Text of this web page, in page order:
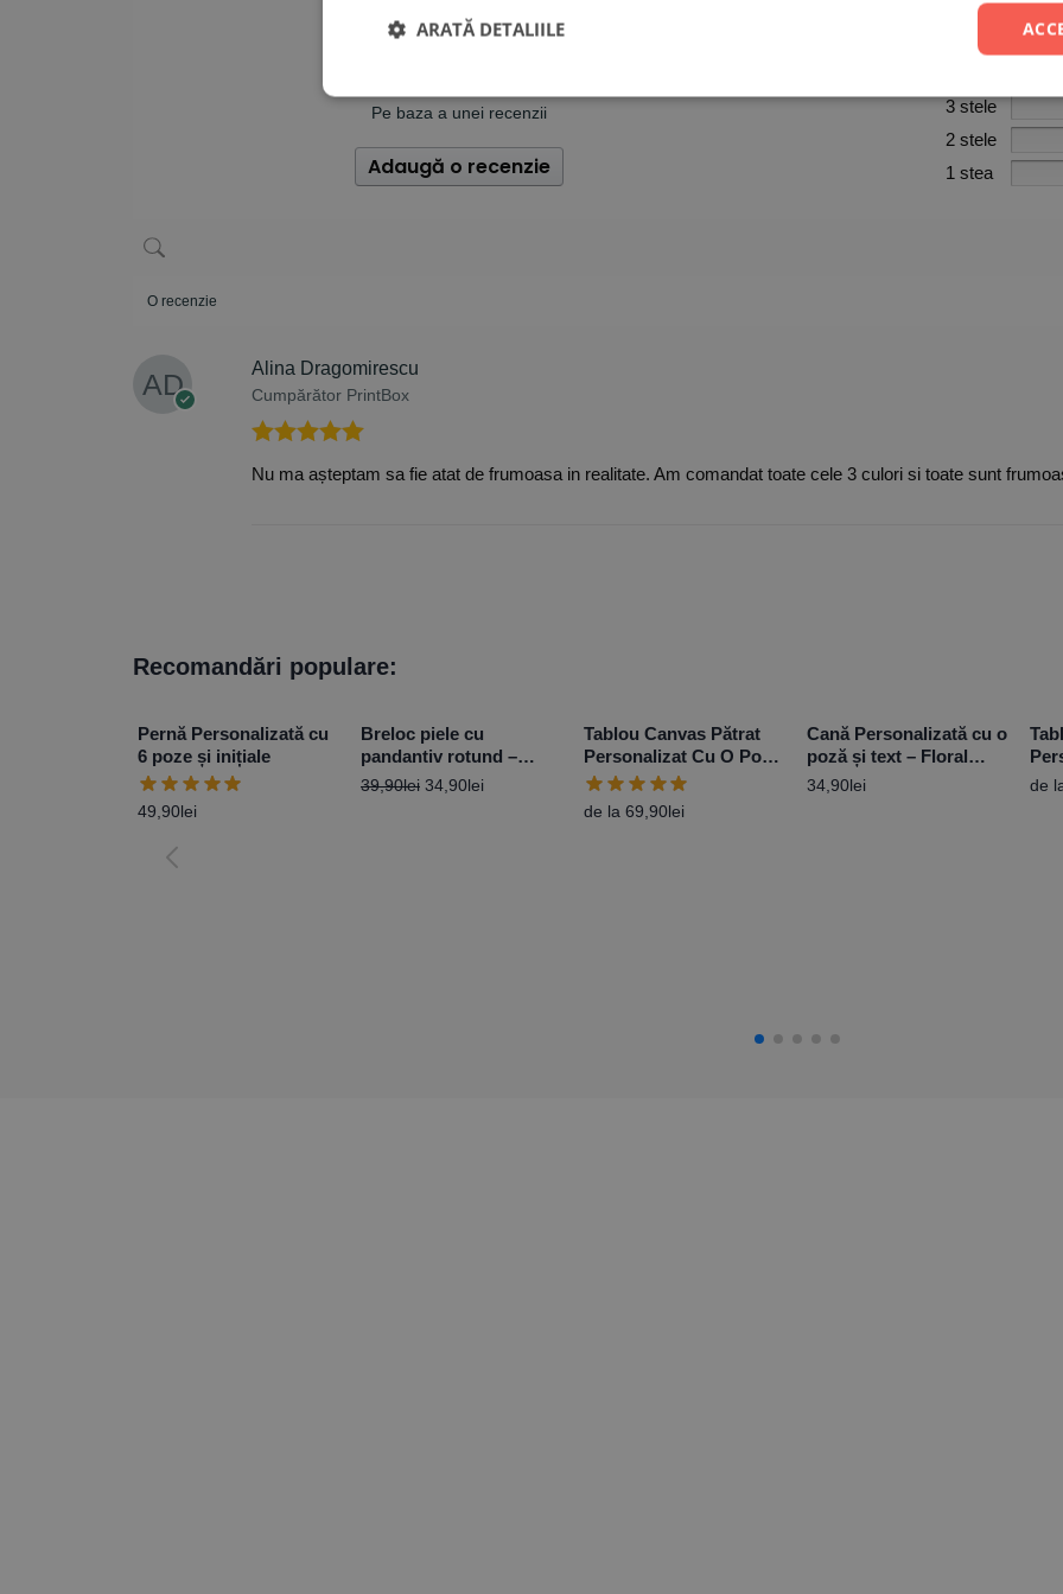
5,0
Pe baza a unei recenzii
Adaugă o recenzie
3 stele
2 stele
1 stea
O recenzie
Alina Dragomirescu
Cumpărător PrintBox
Evaluat la
din 5
Nu ma așteptam sa fie atat de frumoasa in realitate. Am comandat toate cele 3 culori si toate sunt
Recomandări populare:
Pernă Personalizată cu
6 poze și inițiale
49,90lei
Breloc piele cu
pandantiv rotund –
Personalizat cu o poză
39,90lei 34,90lei
Tablou Canvas Pătrat
Personalizat Cu O Poză
– Diferite Dimensiuni
de la 69,90lei
Cană Personalizată cu o
poză și text – Floral
Frame
34,90lei de
ARATĂ DETALIILE